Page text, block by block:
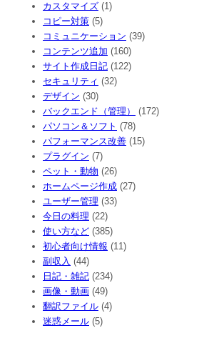
カスタマイズ (1)
コピー対策 (5)
コミュニケーション (39)
コンテンツ追加 (160)
サイト作成日記 (122)
セキュリティ (32)
デザイン (30)
バックエンド（管理）
(172)
パソコン＆ソフト (78)
パフォーマンス改善 (15)
プラグイン (7)
ペット・動物 (26)
ホームページ作成 (27)
ユーザー管理 (33)
今日の料理 (22)
使い方など (385)
初心者向け情報 (11)
副収入 (44)
日記・雑記 (234)
画像・動画 (49)
翻訳ファイル (4)
迷惑メール (5)